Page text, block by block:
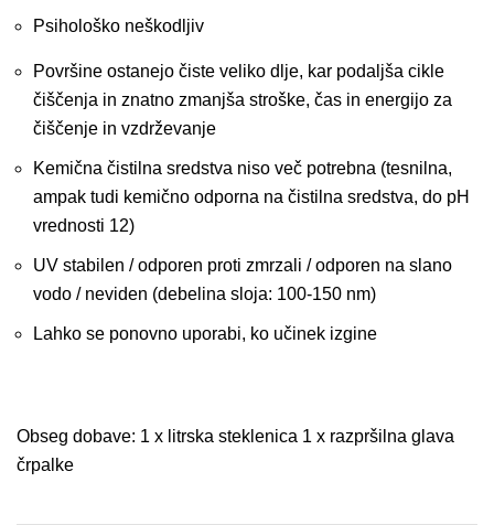
Psihološko neškodljiv
Površine ostanejo čiste veliko dlje, kar podaljša cikle
čiščenja in znatno zmanjša stroške, čas in energijo za
čiščenje in vzdrževanje
Kemična čistilna sredstva niso več potrebna (tesnilna,
ampak tudi kemično odporna na čistilna sredstva, do pH
vrednosti 12)
UV stabilen / odporen proti zmrzali / odporen na slano
vodo / neviden (debelina sloja: 100-150 nm)
Lahko se ponovno uporabi, ko učinek izgine
Obseg dobave: 1 x litrska steklenica 1 x razpršilna glava
črpalke